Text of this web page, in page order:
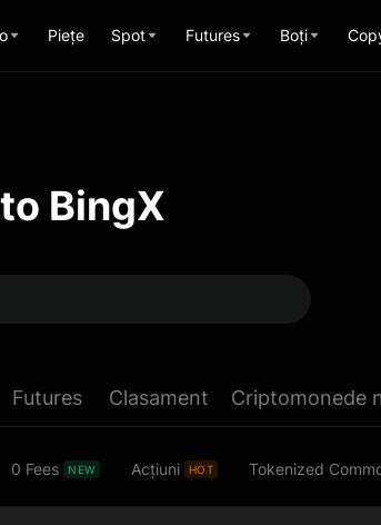
Piețe Spot Futures Boți
BingX
Futures Clasament Criptomonede
0 Fees NEW Acțiuni HOT Tokenized